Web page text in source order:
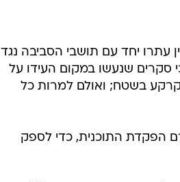
עתרו יחד עם תושבי הסביבה נגד
סקרים שנעשו במקום העידו על
קרקע בשטח; ואולם למרות כל
הפקדת התוכנית, כדי לספק